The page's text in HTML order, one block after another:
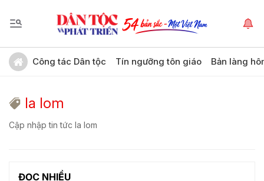
Công tác Dân tộc Tín ngưỡng tôn giáo Bản làng
la lom
Cập nhập tin tức la lom
ĐỌC NHIỀU